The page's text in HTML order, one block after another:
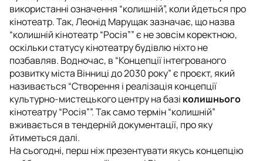
використанні означення “колишній”, коли йдеться про
кінотеатр. Так, Леонід Марущак зазначає, що назва
“колишній кінотеатр “Росія”” є не зовсім коректною,
оскільки статусу кінотеатру будівлю ніхто не
позбавляв. Водночас, в “Концепції інтегрованого
розвитку міста Вінниці до 2030 року” є проєкт, який
називається “Створення і реалізація концепції
культурно-мистецького центру на базі колишнього
кінотеатру “Росія””. Так само термін “колишній”
вживається в тендерній документації, про яку
йтиметься далі.
На сьогодні, перш ніж презентувати якусь концепцію